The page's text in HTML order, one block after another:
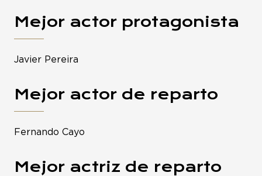
Mejor actor protagonista
Javier Pereira
Mejor actor de reparto
Fernando Cayo
Mejor actriz de reparto